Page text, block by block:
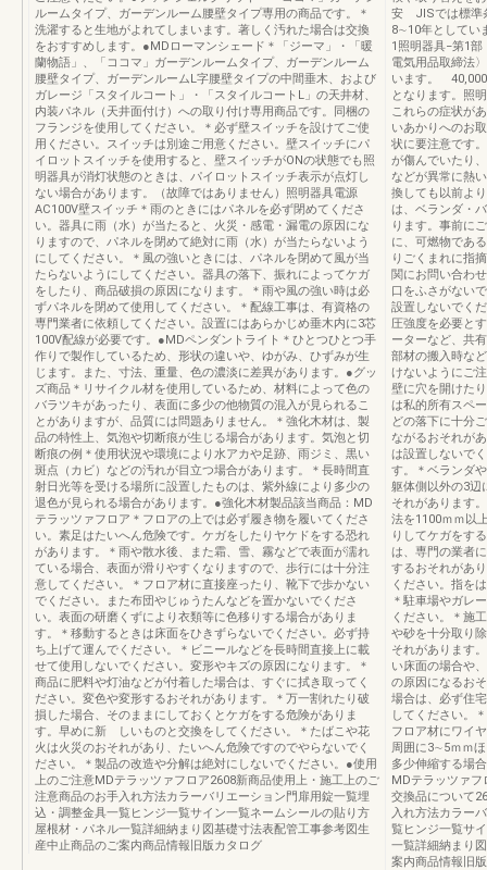
ルームタイプ、ガーデンルーム腰壁タイプ専用の商品です。＊
洗濯すると生地がよれてしまいます。著しく汚れた場合は交換
をおすすめします。●MDローマンシェード＊「ジーマ」・「暖
蘭物語」、「ココマ」ガーデンルームタイプ、ガーデンルーム
腰壁タイプ、ガーデンルームL字腰壁タイプの中間垂木、および
ガレージ「スタイルコート」・「スタイルコートL」の天井材、
内装パネル（天井面付け）への取り付け専用商品です。同梱の
フランジを使用してください。＊必ず壁スイッチを設けてご使
用ください。スイッチは別途ご用意ください。壁スイッチにパ
イロットスイッチを使用すると、壁スイッチがONの状態でも照
明器具が消灯状態のときは、パイロットスイッチ表示が点灯し
ない場合があります。（故障ではありません）照明器具電源
AC100V壁スイッチ＊雨のときにはパネルを必ず閉めてくださ
い。器具に雨（水）が当たると、火災・感電・漏電の原因にな
りますので、パネルを閉めて絶対に雨（水）が当たらないよう
にしてください。＊風の強いときには、パネルを閉めて風が当
たらないようにしてください。器具の落下、振れによってケガ
をしたり、商品破損の原因になります。＊雨や風の強い時は必
ずパネルを閉めて使用してください。＊配線工事は、有資格の
専門業者に依頼してください。設置にはあらかじめ垂木内に3芯
100V配線が必要です。●MDペンダントライト＊ひとつひとつ手
作りで製作しているため、形状の違いや、ゆがみ、ひずみが生
じます。また、寸法、重量、色の濃淡に差異があります。●グッ
ズ商品＊リサイクル材を使用しているため、材料によって色の
バラツキがあったり、表面に多少の他物質の混入が見られるこ
とがありますが、品質には問題ありません。＊強化木材は、製
品の特性上、気泡や切断痕が生じる場合があります。気泡と切
断痕の例＊使用状況や環境により水アカや足跡、雨ジミ、黒い
斑点（カビ）などの汚れが目立つ場合があります。＊長時間直
射日光等を受ける場所に設置したものは、紫外線により多少の
退色が見られる場合があります。●強化木材製品該当商品：MD
テラッツァフロア＊フロアの上では必ず履き物を履いてくださ
い。素足はたいへん危険です。ケガをしたりヤケドをする恐れ
があります。＊雨や散水後、また霜、雪、霧などで表面が濡れ
ている場合、表面が滑りやすくなりますので、歩行には十分注
意してください。＊フロア材に直接座ったり、靴下で歩かない
でください。また布団やじゅうたんなどを置かないでくださ
い。表面の研磨くずにより衣類等に色移りする場合がありま
す。＊移動するときは床面をひきずらないでください。必ず持
ち上げて運んでください。＊ビニールなどを長時間直接上に載
せて使用しないでください。変形やキズの原因になります。＊
商品に肥料や灯油などが付着した場合は、すぐに拭き取ってく
ださい。変色や変形するおそれがあります。＊万一割れたり破
損した場合、そのままにしておくとケガをする危険がありま
す。早めに新 しいものと交換をしてください。＊たばこや花
火は火災のおそれがあり、たいへん危険ですのでやらないでく
ださい。＊製品の改造や分解は絶対にしないでください。●使用
上のご注意MDテラッツァフロア2608新商品使用上・施工上のご
注意商品のお手入れ方法カラーバリエーション門扉用錠一覧埋
込・調整金具一覧ヒンジ一覧サイン一覧ネームシールの貼り方
屋根材・パネル一覧詳細納まり図基礎寸法表配管工事参考図生
産中止商品のご案内商品情報旧版カタログ
安 JISでは標準
8∼10年としてい
1照明器具−第1
電気用品取締法
います。 40,000
となります。照
これらの症状が
いあかりへのお
状に要注意です
が傷んでいたり
などが異常に熱
換しても以前よ
は、ベランダ・
ります。事前に
に、可燃物であ
りごくまれに指
関にお問い合わ
口をふさがない
設置しないでく
圧強度を必要と
ーターなど、共
部材の搬入時な
けないようにご
壁に穴を開けた
は私的所有スペ
どの落下に十分
ながるおそれが
は設置しないで
す。＊ベランダ
躯体側以外の3辺
それがあります
法を1100ｍｍ以
りしてケガをす
は、専門の業者
するおそれがあ
ください。指を
＊駐車場やガレ
ください。＊施
や砂を十分取り
それがあります
い床面の場合や
の原因になるお
場合は、必ず住
してください。
フロア材にワイ
周囲に3∼5ｍｍ
多少伸縮する場
MDテラッツァ
交換品について
入れ方法カラー
覧ヒンジ一覧サ
一覧詳細納まり
案内商品情報旧